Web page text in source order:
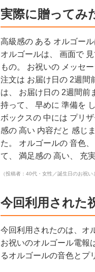
実際に贈ってみ
高級感の ある オルゴー
オルゴールは、 画面で
もの。 お祝いの メッセ
注文は お届け日の 2週間
は、 お届け日の 2週間前
持って、 早めに 準備を
ボックスの 中には プリ
感の 高い 内容だと 感じ
た。 オルゴールの 音色
て、 満足感の 高い、 充
（投稿者：40代・女性／誕生日のお祝い
今回利用された
今回利用されたのは、オ
お祝いのオルゴール電報
るオルゴールの音色とプ